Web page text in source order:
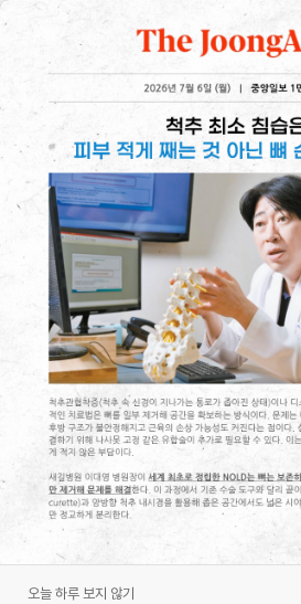
본문으로 건너뛰기
척추센터관절센터통합의
SAEGIL MEDICAL
척추·관절의 새로운
척추 질환의 근본적 해결을 위한 척
환자의 의도와 증상에 맞춘 정확한 진
척추센터 핵심
새길병원만의 정밀 치료 프로그램
수술을 권유 받으셨나요?
골절제 없는 감압술
유합술·고정술이 고민되신다면 뼈를 깎
신경만
안전하게 치료하는 양방향 척추
오늘 하루 보지 않기
오늘 하루 보지 않기